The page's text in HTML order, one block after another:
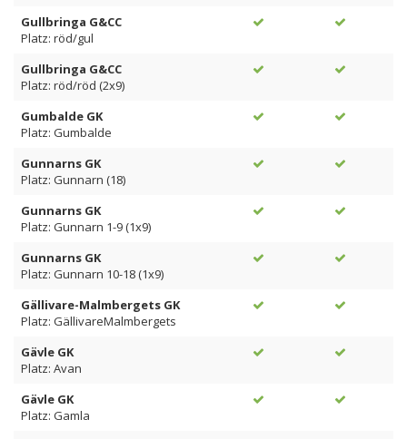
Gullbringa G&CC
Platz: röd/gul
Gullbringa G&CC
Platz: röd/röd (2x9)
Gumbalde GK
Platz: Gumbalde
Gunnarns GK
Platz: Gunnarn (18)
Gunnarns GK
Platz: Gunnarn 1-9 (1x9)
Gunnarns GK
Platz: Gunnarn 10-18 (1x9)
Gällivare-Malmbergets GK
Platz: GällivareMalmbergets
Gävle GK
Platz: Avan
Gävle GK
Platz: Gamla